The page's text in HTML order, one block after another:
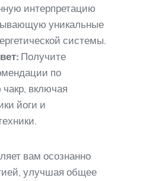
интерпретацию
уникальные
системы.
Получите
по
включая
йоги и
вам осознанно
улучшая общее